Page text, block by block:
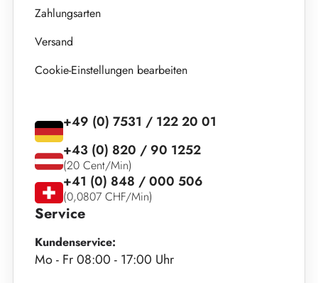
Zahlungsarten
Versand
Cookie-Einstellungen bearbeiten
Service
Kundenservice:
Mo - Fr 08:00 - 17:00 Uhr
+49 (0) 7531 / 122 20 01
+43 (0) 820 / 90 1252
(20 Cent/Min)
+41 (0) 848 / 000 506
(0,0807 CHF/Min)